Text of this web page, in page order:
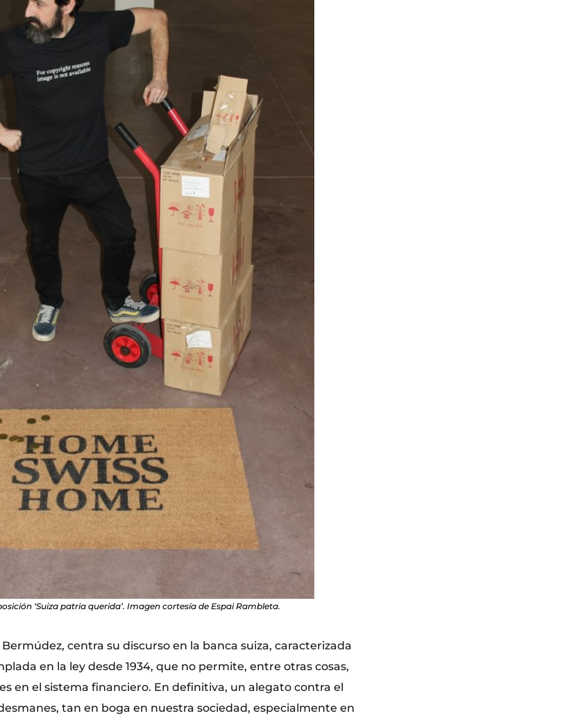
‘Suiza patria querida’. Imagen cortesía de Espai Rambleta.
centra su discurso en la banca suiza, caracterizada
en la ley desde 1934, que no permite, entre otras cosas,
en el sistema financiero. En definitiva, un alegato contra el
tan en boga en nuestra sociedad, especialmente en